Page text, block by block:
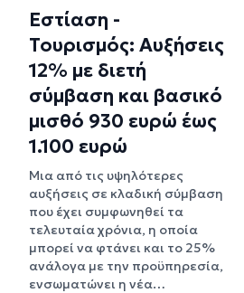
Εστίαση -
Τουρισμός: Αυξήσεις
12% με διετή
σύμβαση και βασικό
μισθό 930 ευρώ έως
1.100 ευρώ
Μια από τις υψηλότερες
αυξήσεις σε κλαδική σύμβαση
που έχει συμφωνηθεί τα
τελευταία χρόνια, η οποία
μπορεί να φτάνει και το 25%
ανάλογα με την προϋπηρεσία,
ενσωματώνει η νέα…